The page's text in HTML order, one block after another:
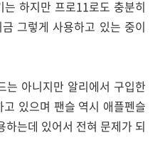
하지만 프로11로도 충분히
그렇게 사용하고 있는 중이
는 아니지만 알리에서 구입한
있으며 팬슬 역시 애플펜슬
는데 있어서 전혀 문제가 되